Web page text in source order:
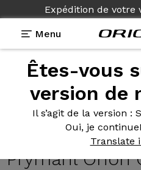
Expédition de votre
Menu
Êtes-vous
version de
Il s’agit de la version :
Oui, je continue
Translate
Témoignages>Axxome II
Axxome IIGTR
Ultegra R8000
Prymahl Orion